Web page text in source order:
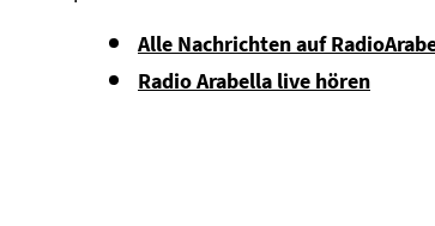
Alle Nachrichten auf
Radio Arabella live hören